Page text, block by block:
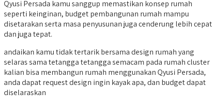
Qyusi Persada kamu sanggup memastikan konsep rumah
seperti keinginan, budget pembangunan rumah mampu
disetarakan serta masa penyusunan juga cenderung lebih cepat
dan juga tepat.
andaikan kamu tidak tertarik bersama design rumah yang
selaras sama tetangga tetangga semacam pada rumah cluster
kalian bisa membangun rumah menggunakan Qyusi Persada,
anda dapat request design ingin kayak apa, dan budget dapat
diselaraskan